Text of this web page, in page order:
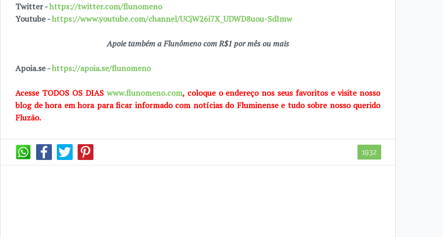
Twitter -https://twitter.com/flunomeno
Youtube -https://www.youtube.com/channel/UCjW26i7X_UDWD8uou-SdImw
Apoie também a Flunômeno com R$1 por mês ou mais
Apoia.se -https://apoia.se/flunomeno
Acesse TODOS OS DIAS www.flunomeno.com, coloque o endereço nos seus favoritos e visite nosso
blog de hora em hora para ficar informado com notícias do Fluminense e tudo sobre nosso querido
Fluzão.
1932